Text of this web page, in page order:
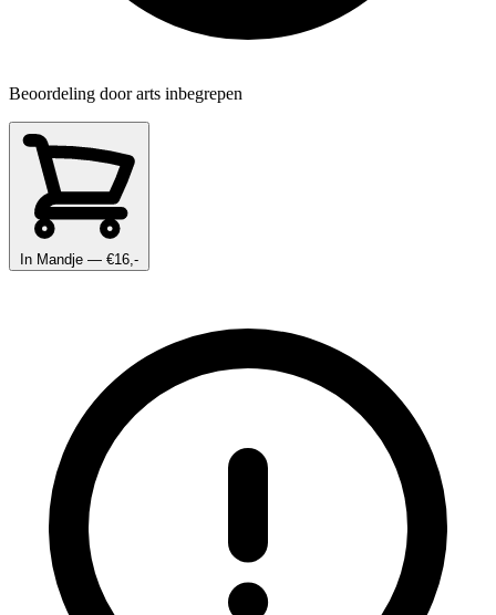
Beoordeling door arts inbegrepen
In Mandje — €16,-